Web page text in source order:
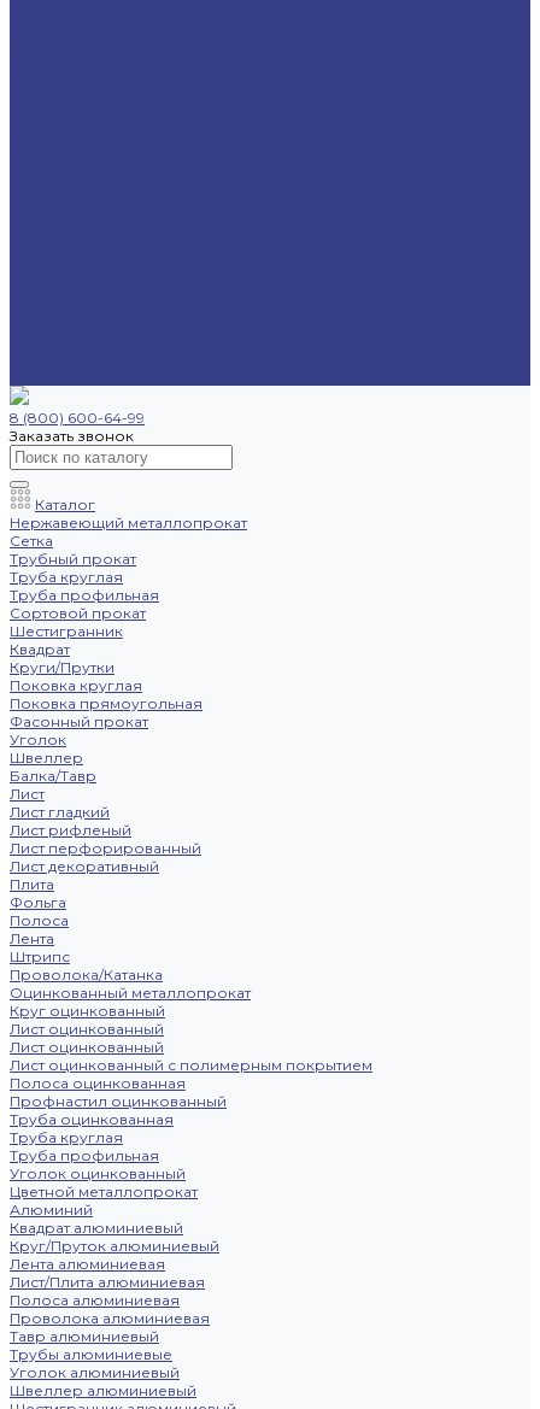
8 (800) 600-64-99
Заказать звонок
Каталог
Нержавеющий металлопрокат
Сетка
Трубный прокат
Труба круглая
Труба профильная
Сортовой прокат
Шестигранник
Квадрат
Круги/Прутки
Поковка круглая
Поковка прямоугольная
Фасонный прокат
Уголок
Швеллер
Балка/Тавр
Лист
Лист гладкий
Лист рифленый
Лист перфорированный
Лист декоративный
Плита
Фольга
Полоса
Лента
Штрипс
Проволока/Катанка
Оцинкованный металлопрокат
Круг оцинкованный
Лист оцинкованный
Лист оцинкованный
Лист оцинкованный с полимерным покрытием
Полоса оцинкованная
Профнастил оцинкованный
Труба оцинкованная
Труба круглая
Труба профильная
Уголок оцинкованный
Цветной металлопрокат
Алюминий
Квадрат алюминиевый
Круг/Пруток алюминиевый
Лента алюминиевая
Лист/Плита алюминиевая
Полоса алюминиевая
Проволока алюминиевая
Тавр алюминиевый
Трубы алюминиевые
Уголок алюминиевый
Швеллер алюминиевый